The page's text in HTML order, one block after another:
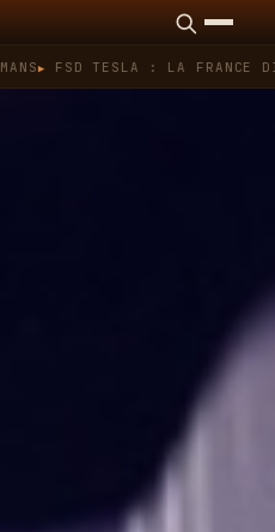
FSD TESLA : LA FRANCE DIT